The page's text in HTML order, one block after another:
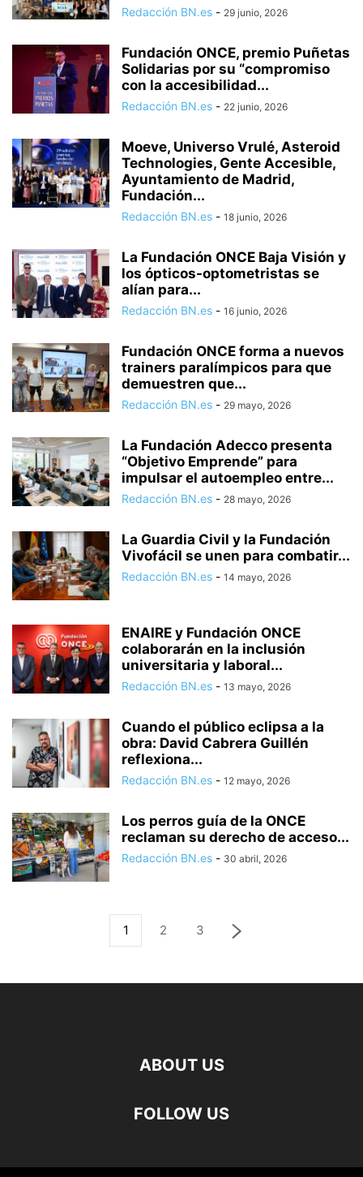
Redacción BN.es - 29 junio, 2026
Fundación ONCE, premio Puñetas
Solidarias por su “compromiso
con la accesibilidad...
Redacción BN.es - 22 junio, 2026
Moeve, Universo Vrulé, Asteroid
Technologies, Gente Accesible,
Ayuntamiento de Madrid,
Fundación...
Redacción BN.es - 18 junio, 2026
La Fundación ONCE Baja Visión y
los ópticos-optometristas se
alían para...
Redacción BN.es - 16 junio, 2026
Fundación ONCE forma a nuevos
trainers paralímpicos para que
demuestren que...
Redacción BN.es - 29 mayo, 2026
La Fundación Adecco presenta
“Objetivo Emprende” para
impulsar el autoempleo entre...
Redacción BN.es - 28 mayo, 2026
La Guardia Civil y la Fundación
Vivofácil se unen para combatir...
Redacción BN.es - 14 mayo, 2026
ENAIRE y Fundación ONCE
colaborarán en la inclusión
universitaria y laboral...
Redacción BN.es - 13 mayo, 2026
Cuando el público eclipsa a la
obra: David Cabrera Guillén
reflexiona...
Redacción BN.es - 12 mayo, 2026
Los perros guía de la ONCE
reclaman su derecho de acceso...
Redacción BN.es - 30 abril, 2026
1 2 3
ABOUT US
FOLLOW US